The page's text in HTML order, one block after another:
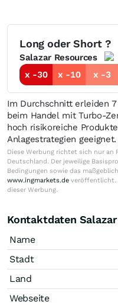
Long oder Short ?
Salazar Resources
x -30
x -10 x -3
Im Durchschnitt erleiden
beim Handel mit Turbo-
hoch risikoreiche
Anlagestrategien geeignet.
Diese Werbung richtet sich nur
Deutschland. Der jeweilige
Bedingungen sowie das
www.ingmarkets.de veröffentlicht.
dieser Werbung.
Kontaktdaten
Name
Stadt
Land
Webseite